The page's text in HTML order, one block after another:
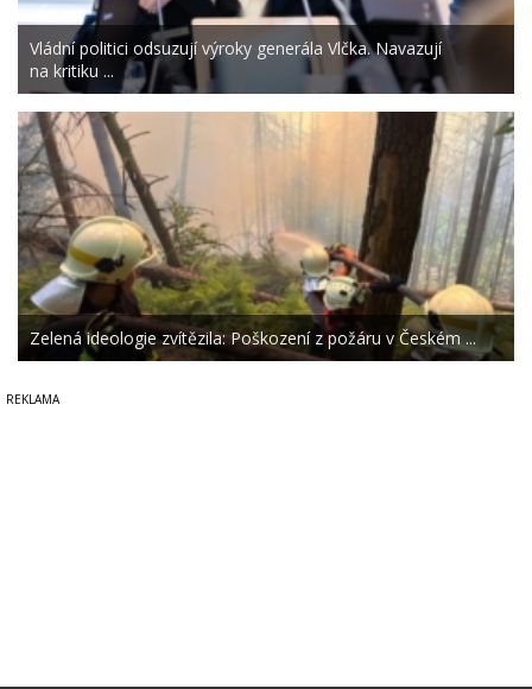
Vládní politici odsuzují výroky generála Vlčka. Navazují
na kritiku ...
Zelená ideologie zvítězila: Poškození z požáru v Českém ...